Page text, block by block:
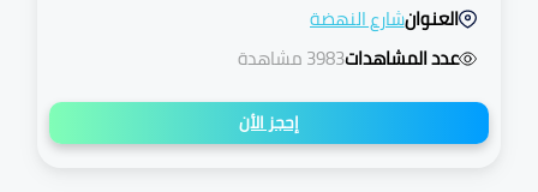
العنوانشارع النهضة
عدد المشاهدات3983 مشاهدة
إحجز الأن